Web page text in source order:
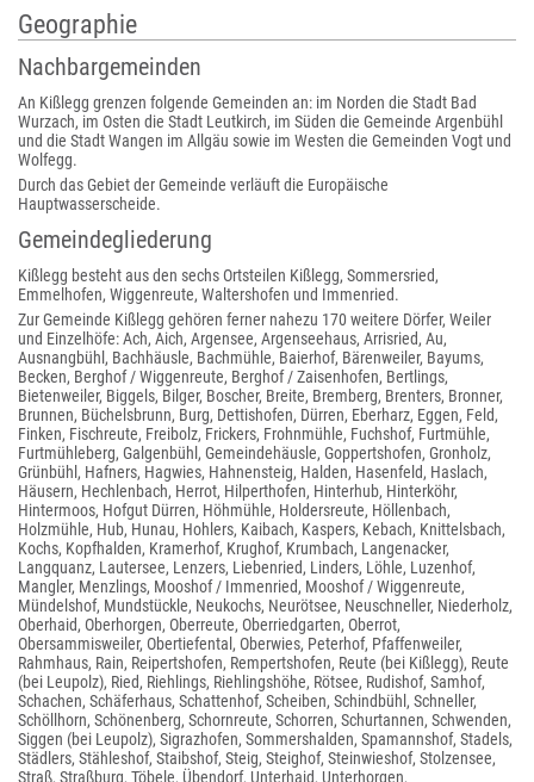
Geographie
Nachbargemeinden
An Kißlegg grenzen folgende Gemeinden an: im Norden die Stadt Bad
Wurzach, im Osten die Stadt Leutkirch, im Süden die Gemeinde Argenbühl
und die Stadt Wangen im Allgäu sowie im Westen die Gemeinden Vogt und
Wolfegg.
Durch das Gebiet der Gemeinde verläuft die Europäische
Hauptwasserscheide.
Gemeindegliederung
Kißlegg besteht aus den sechs Ortsteilen Kißlegg, Sommersried,
Emmelhofen, Wiggenreute, Waltershofen und Immenried.
Zur Gemeinde Kißlegg gehören ferner nahezu 170 weitere Dörfer, Weiler
und Einzelhöfe: Ach, Aich, Argensee, Argenseehaus, Arrisried, Au,
Ausnangbühl, Bachhäusle, Bachmühle, Baierhof, Bärenweiler, Bayums,
Becken, Berghof / Wiggenreute, Berghof / Zaisenhofen, Bertlings,
Bietenweiler, Biggels, Bilger, Boscher, Breite, Bremberg, Brenters, Bronner,
Brunnen, Büchelsbrunn, Burg, Dettishofen, Dürren, Eberharz, Eggen, Feld,
Finken, Fischreute, Freibolz, Frickers, Frohnmühle, Fuchshof, Furtmühle,
Furtmühleberg, Galgenbühl, Gemeindehäusle, Goppertshofen, Gronholz,
Grünbühl, Hafners, Hagwies, Hahnensteig, Halden, Hasenfeld, Haslach,
Häusern, Hechlenbach, Herrot, Hilperthofen, Hinterhub, Hinterköhr,
Hintermoos, Hofgut Dürren, Höhmühle, Holdersreute, Höllenbach,
Holzmühle, Hub, Hunau, Hohlers, Kaibach, Kaspers, Kebach, Knittelsbach,
Kochs, Kopfhalden, Kramerhof, Krughof, Krumbach, Langenacker,
Langquanz, Lautersee, Lenzers, Liebenried, Linders, Löhle, Luzenhof,
Mangler, Menzlings, Mooshof / Immenried, Mooshof / Wiggenreute,
Mündelshof, Mundstückle, Neukochs, Neurötsee, Neuschneller, Niederholz,
Oberhaid, Oberhorgen, Oberreute, Oberriedgarten, Oberrot,
Obersammisweiler, Obertiefental, Oberwies, Peterhof, Pfaffenweiler,
Rahmhaus, Rain, Reipertshofen, Rempertshofen, Reute (bei Kißlegg), Reute
(bei Leupolz), Ried, Riehlings, Riehlingshöhe, Rötsee, Rudishof, Samhof,
Schachen, Schäferhaus, Schattenhof, Scheiben, Schindbühl, Schneller,
Schöllhorn, Schönenberg, Schornreute, Schorren, Schurtannen, Schwenden,
Siggen (bei Leupolz), Sigrazhofen, Sommershalden, Spamannshof, Stadels,
Städlers, Stähleshof, Staibshof, Steig, Steighof, Steinwieshof, Stolzensee,
Straß, Straßburg, Töbele, Übendorf, Unterhaid, Unterhorgen,